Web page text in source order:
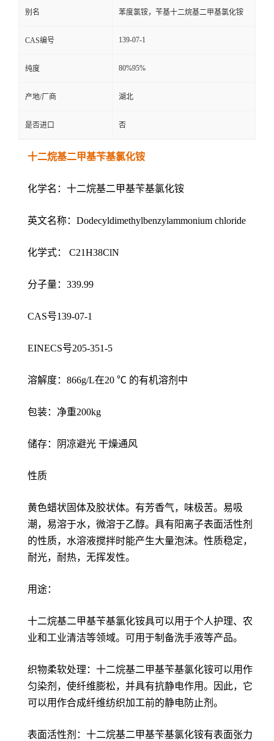
别名 苯度氯铵，苄基十二烷基二甲基氯化铵
CAS编号 139-07-1
纯度 80%95%
产地/厂商 湖北
是否进口 否
十二烷基二甲基苄基氯化铵
化学名：十二烷基二甲基苄基氯化铵
英文名称：Dodecyldimethylbenzylammonium chloride
化学式： C21H38ClN
分子量：339.99
CAS号139-07-1
EINECS号205-351-5
溶解度：866g/L在20 ℃ 的有机溶剂中
包装：净重200kg
储存：阴凉避光 干燥通风
性质
黄色蜡状固体及胶状体。有芳香气，味极苦。易吸
潮，易溶于水，微溶于乙醇。具有阳离子表面活性剂
的性质，水溶液搅拌时能产生大量泡沫。性质稳定，
耐光，耐热，无挥发性。
用途：
十二烷基二甲基苄基氯化铵具可以用于个人护理、农
业和工业清洁等领域。可用于制备洗手液等产品。
织物柔软处理：十二烷基二甲基苄基氯化铵可以用作
匀染剂，使纤维膨松，并具有抗静电作用。因此，它
可以用作合成纤维纺织加工前的静电防止剂。
表面活性剂：十二烷基二甲基苄基氯化铵有表面张力